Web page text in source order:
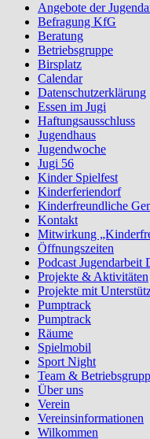
Angebote der
Befragung KfG
Beratung
Betriebsgruppe
Birsplatz
Calendar
Datenschutzerklärung
Essen im Jugi
Haftungsausschluss
Jugendhaus
Jugendwoche
Jugi 56
Kinder Spielfest
Kinderferiendorf
Kinderfreundliche
Kontakt
Mitwirkung
Öffnungszeiten
Podcast Jugendarbeit
Projekte & Aktivitäten
Projekte mit
Pumptrack
Pumptrack
Räume
Spielmobil
Sport Night
Team &
Über uns
Verein
Vereinsinformationen
Wilkommen